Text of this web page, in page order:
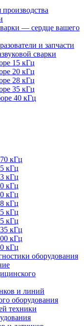
— сердце вашего
и запчасти
сварки
15 кГц
20 кГц
28 кГц
35 кГц
40 кГц
кГц
кГц
кГц
кГц
кГц
кГц
кГц
кГц
кГц
кГц
кГц
оборудования
и линий
оборудования
техники